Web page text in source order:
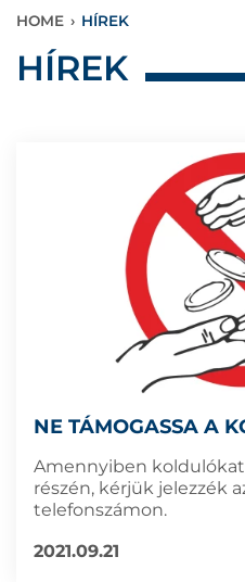
HOME › HÍREK
HÍREK
NE TÁMOGASSA A
Amennyiben
részén, kérjük jelezzék
telefonszámon.
2021.09.21